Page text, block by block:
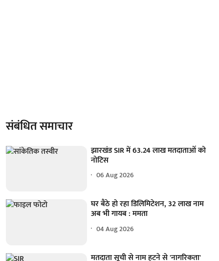
संबंधित समाचार
झारखंड SIR में 63.24 लाख मतदाताओं को
नोटिस
06 Aug 2026
घर बैठे हो रहा डिलिमिटेशन, 32 लाख नाम
अब भी गायब : ममता
04 Aug 2026
मतदाता सूची से नाम हटने से 'नागरिकता'